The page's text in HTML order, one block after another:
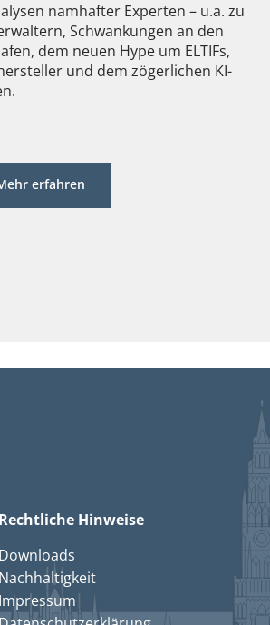
namhafter Experten – u.a. zu
Schwankungen an den
dem neuen Hype um ELTIFs,
und dem zögerlichen KI-
erfahren
Rechtliche Hinweise
Downloads
Nachhaltigkeit
Impressum